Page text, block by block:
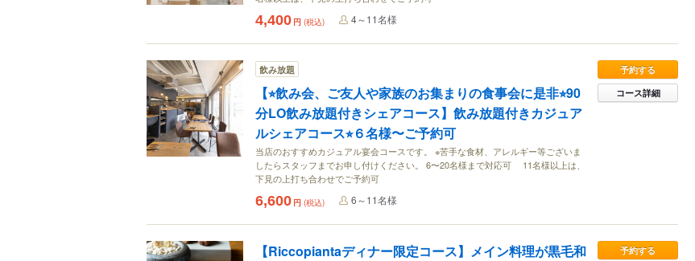
4,400 円 (税込) 4～11名様
飲み放題
【⭐︎飲み会、ご友人や家族のお集まりの食事会に是非⭐︎90
分LO飲み放題付きシェアコース】飲み放題付きカジュア
ルシェアコース⭐︎６名様〜ご予約可
当店のおすすめカジュアル宴会コースです。 ※苦手な食材、アレルギー等ございま
したらスタッフまでお申し付けください。 6〜20名様まで対応可 11名様以上は、
下見の上打ち合わせでご予約可
予約する
コース詳細
6,600 円 (税込) 6～11名様
【Riccopiantaディナー限定コース】メイン料理が黒毛和
予約する